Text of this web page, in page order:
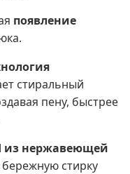
появление
стиральный
пену, быстрее
из нержавеющей
стирку